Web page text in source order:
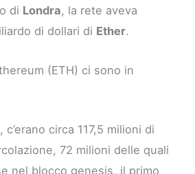
di Londra, la rete aveva
di dollari di Ether.
(ETH) ci sono in
circa 117,5 milioni di
72 milioni delle quali
nel blocco genesis, il primo